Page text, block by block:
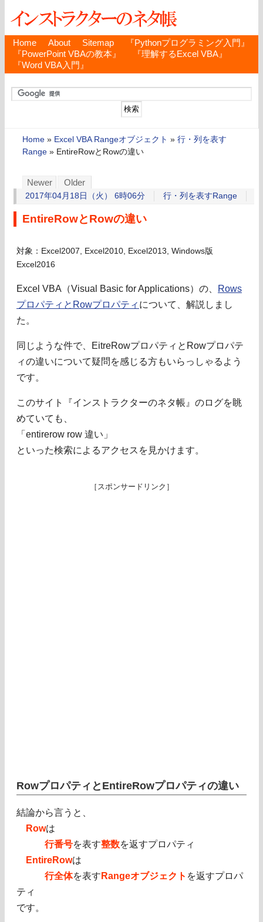
Home About Sitemap
『Pythonプログラミング入門』
『PowerPoint VBAの教本』
『理解するExcel VBA』
『Word VBA入門』
Home » Excel VBA Rangeオブジェクト » 行・列を表す
Range » EntireRowとRowの違い
Newer Older
2017年04月18日（火） 6時06分 行・列を表すRange
EntireRowとRowの違い
対象：Excel2007, Excel2010, Excel2013, Windows版
Excel2016
Excel VBA（Visual Basic for Applications）の、
Rows
プロパティとRowプロパティ について、解説しまし
た。
同じような件で、EitreRowプロパティとRowプロパテ
ィの違いについて疑問を感じる方もいらっしゃるよう
です。
このサイト『インストラクターのネタ帳』のログを眺
めていても、
「entirerow row 違い」
といった検索によるアクセスを見かけます。
［スポンサードリンク］
RowプロパティとEntireRowプロパティの違い
結論から言うと、
Rowは
行番号を表す整数を返すプロパティ
EntireRowは
行全体を表す Rangeオブジェクト を返すプロパ
ティ
です。